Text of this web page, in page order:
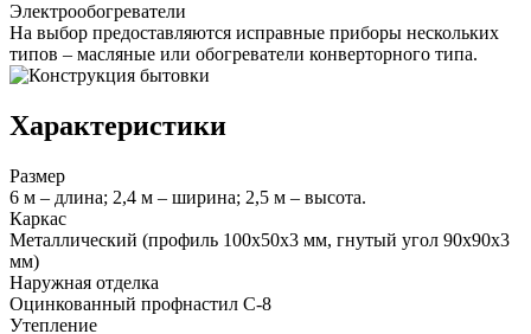
Электрообогреватели
На выбор предоставляются исправные приборы нескольких
типов – масляные или обогреватели конверторного типа.
Характеристики
Размер
6 м – длина; 2,4 м – ширина; 2,5 м – высота.
Каркас
Металлический (профиль 100х50х3 мм, гнутый угол 90х90х3
мм)
Наружная отделка
Оцинкованный профнастил С-8
Утепление